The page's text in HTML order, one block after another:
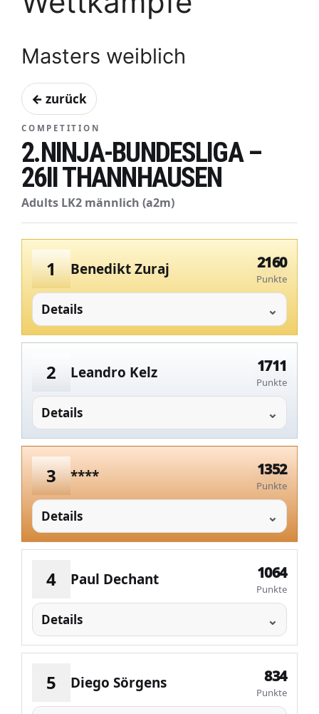
Masters weiblich
← zurück
COMPETITION
2.NINJA-BUNDESLIGA –
26II THANNHAUSEN
Adults LK2 männlich (a2m)
1 Benedikt Zuraj 2160
Punkte
Details
2 Leandro Kelz 1711
Punkte
Details
3 **** 1352
Punkte
Details
4 Paul Dechant 1064
Punkte
Details
5 Diego Sörgens 834
Punkte